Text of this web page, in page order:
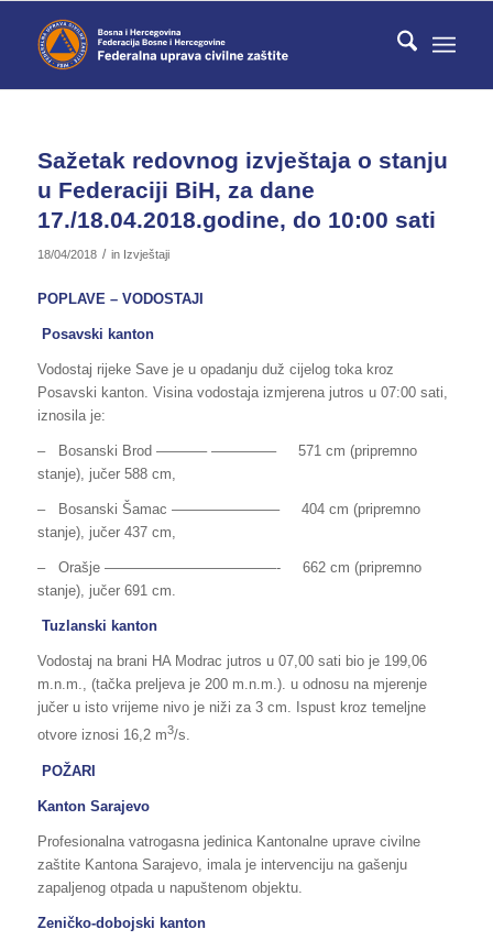
Sažetak redovnog izvještaja o stanju
u Federaciji BiH, za dane
17./18.04.2018.godine, do 10:00 sati
18/04/2018 / in Izvještaji
POPLAVE – VODOSTAJI
Posavski kanton
Vodostaj rijeke Save je u opadanju duž cijelog toka kroz
Posavski kanton. Visina vodostaja izmjerena jutros u 07:00 sati,
iznosila je:
– Bosanski Brod ———– ————– 571 cm (pripremno
stanje), jučer 588 cm,
– Bosanski Šamac ———————– 404 cm (pripremno
stanje), jučer 437 cm,
– Orašje ————————————- 662 cm (pripremno
stanje), jučer 691 cm.
Tuzlanski kanton
Vodostaj na brani HA Modrac jutros u 07,00 sati bio je 199,06
m.n.m., (tačka preljeva je 200 m.n.m.). u odnosu na mjerenje
jučer u isto vrijeme nivo je niži za 3 cm. Ispust kroz temeljne
otvore iznosi 16,2 m3/s.
POŽARI
Kanton Sarajevo
Profesionalna vatrogasna jedinica Kantonalne uprave civilne
zaštite Kantona Sarajevo, imala je intervenciju na gašenju
zapaljenog otpada u napuštenom objektu.
Zeničko-dobojski kanton